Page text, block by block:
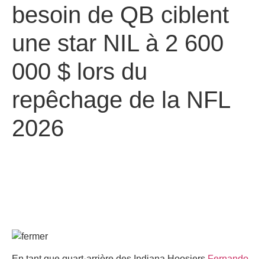
besoin de QB ciblent
une star NIL à 2 600
000 $ lors du
repêchage de la NFL
2026